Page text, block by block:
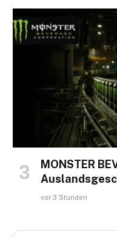
MONSTER
vor 3 Stunden